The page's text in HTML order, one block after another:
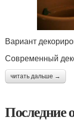
Вариант
Современный
читать дальше →
Последние